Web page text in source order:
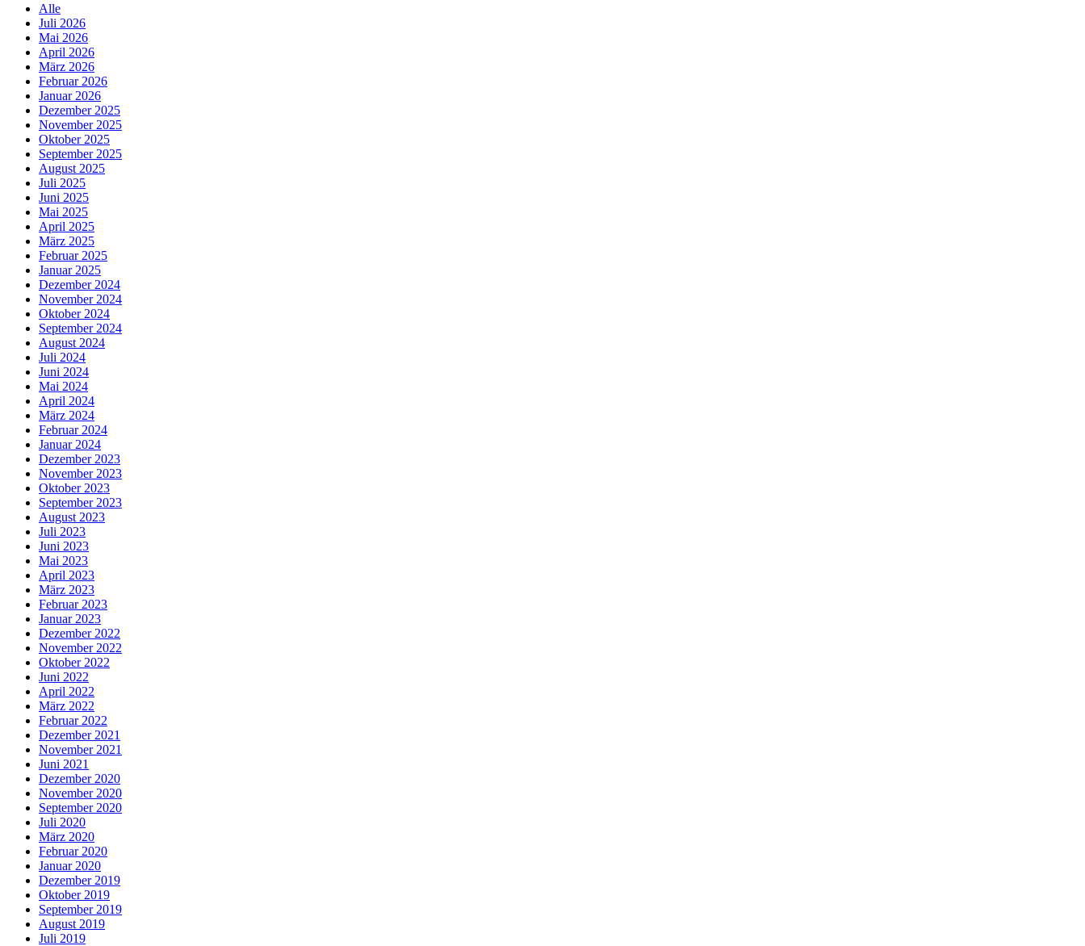
Alle
Juli 2026
Mai 2026
April 2026
März 2026
Februar 2026
Januar 2026
Dezember 2025
November 2025
Oktober 2025
September 2025
August 2025
Juli 2025
Juni 2025
Mai 2025
April 2025
März 2025
Februar 2025
Januar 2025
Dezember 2024
November 2024
Oktober 2024
September 2024
August 2024
Juli 2024
Juni 2024
Mai 2024
April 2024
März 2024
Februar 2024
Januar 2024
Dezember 2023
November 2023
Oktober 2023
September 2023
August 2023
Juli 2023
Juni 2023
Mai 2023
April 2023
März 2023
Februar 2023
Januar 2023
Dezember 2022
November 2022
Oktober 2022
Juni 2022
April 2022
März 2022
Februar 2022
Dezember 2021
November 2021
Juni 2021
Dezember 2020
November 2020
September 2020
Juli 2020
März 2020
Februar 2020
Januar 2020
Dezember 2019
Oktober 2019
September 2019
August 2019
Juli 2019